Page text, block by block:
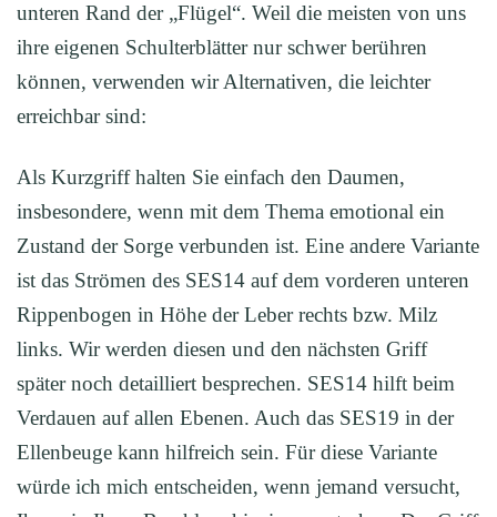
unteren Rand der „Flügel“. Weil die meisten von uns
ihre eigenen Schulterblätter nur schwer berühren
können, verwenden wir Alternativen, die leichter
erreichbar sind:
Als Kurzgriff halten Sie einfach den Daumen,
insbesondere, wenn mit dem Thema emotional ein
Zustand der Sorge verbunden ist. Eine andere Variante
ist das Strömen des SES14 auf dem vorderen unteren
Rippenbogen in Höhe der Leber rechts bzw. Milz
links. Wir werden diesen und den nächsten Griff
später noch detailliert besprechen. SES14 hilft beim
Verdauen auf allen Ebenen. Auch das SES19 in der
Ellenbeuge kann hilfreich sein. Für diese Variante
würde ich mich entscheiden, wenn jemand versucht,